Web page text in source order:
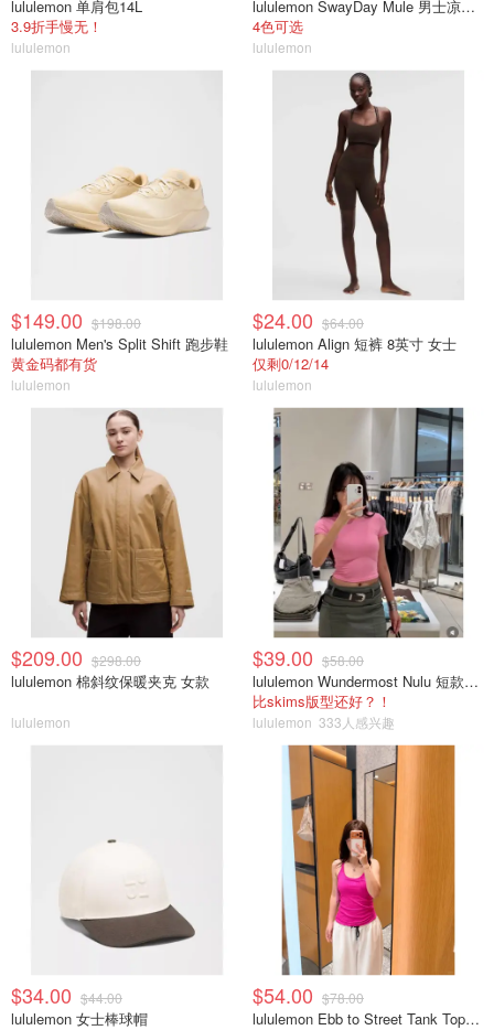
lululemon 单肩包14L
3.9折手慢无！
lululemon
lululemon SwayDay Mule 男士凉拖鞋
4色可选
lululemon
$149.00 $198.00
lululemon Men's Split Shift 跑步鞋
黄金码都有货
lululemon
$24.00 $64.00
lululemon Align 短裤 8英寸 女士
仅剩0/12/14
lululemon
$209.00 $298.00
lululemon 棉斜纹保暖夹克 女款
lululemon
$39.00 $58.00
lululemon Wundermost Nulu 短款圆领T恤
比skims版型还好？！
lululemon 333人感兴趣
$34.00 $44.00
lululemon 女士棒球帽
$54.00 $78.00
lululemon Ebb to Street Tank Top 女士轻支撑背心